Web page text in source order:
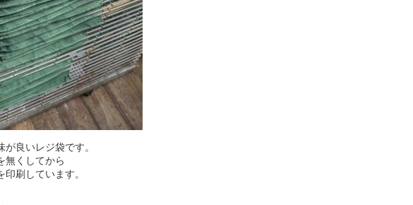
良いレジ袋です。
無くしてから
刷しています。